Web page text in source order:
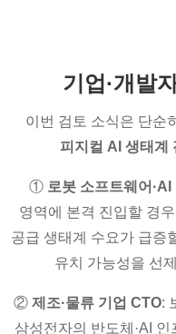
기업·개발
이번 검토 소식은 단순
피지컬 AI 생태계
① 로봇 소프트웨어·AI
영역에 본격 진입할 경
공급 생태계 수요가 급증
유치 가능성을 선
② 제조·물류 기업 CTO:
삼성전자의 반도체·AI